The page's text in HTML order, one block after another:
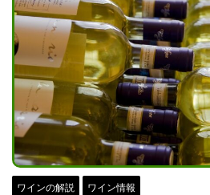
ワインの解説 ワイン情報